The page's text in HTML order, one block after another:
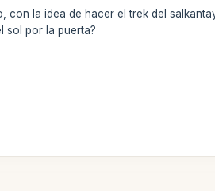
la idea de hacer el trek del
sol por la puerta?